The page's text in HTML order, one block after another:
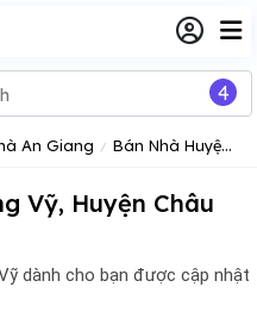
An Giang Bán Nhà Huyện Châu Phú
Vỹ, Huyện Châu
dành cho bạn được cập nhật
4